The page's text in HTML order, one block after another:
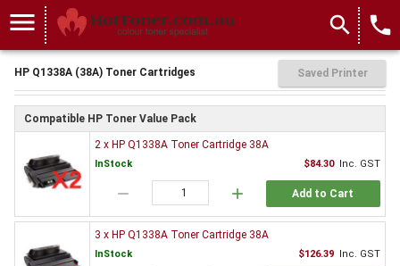
menu search local_phone
HP Q1338A (38A) Toner Cartridges Saved Printer
Compatible HP Toner Value Pack
2 x HP Q1338A Toner Cartridge 38A
InStock $84.30 Inc. GST
remove add Add to Cart
3 x HP Q1338A Toner Cartridge 38A
InStock $126.39 Inc. GST